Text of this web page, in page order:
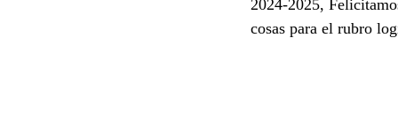
2024-2025,
cosas para el rubro